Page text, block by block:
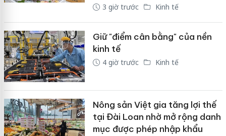
3 giờ trước Kinh tế
Giữ "điểm cân bằng" của nền
kinh tế
4 giờ trước Kinh tế
Nông sản Việt gia tăng lợi thế
tại Đài Loan nhờ mở rộng danh
mục được phép nhập khẩu